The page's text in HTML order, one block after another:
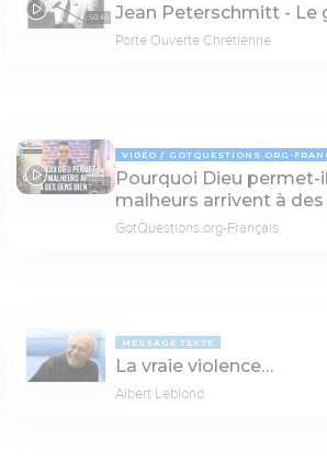
50:40 Jean Peterschmitt - Le
Porte Ouverte Chrétienne
03:33
VIDÉO GOTQUESTIONS.ORG-
Pourquoi Dieu permet-
malheurs arrivent à
GotQuestions.org-Français
MESSAGE TEXTE
La vraie violence…
Albert Leblond